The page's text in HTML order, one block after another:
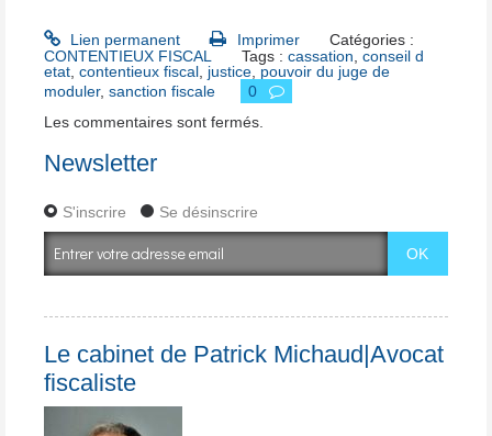
Lien permanent Imprimer
Catégories :
CONTENTIEUX FISCAL
Tags :cassation ,conseil d
etat contentieux fiscal justice pouvoir du juge de
moduler, sanction fiscale
0
Les commentaires sont fermés.
Newsletter
S'inscrire Se désinscrire
Le cabinet de Patrick Michaud|Avocat
fiscaliste